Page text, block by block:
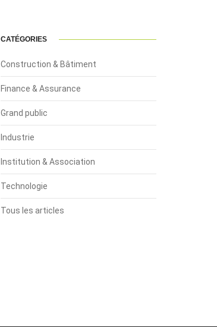
CATÉGORIES
Construction & Bâtiment
Finance & Assurance
Grand public
Industrie
Institution & Association
Technologie
Tous les articles